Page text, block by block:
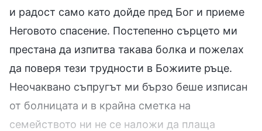
и радост само като дойде пред Бог и приеме
Неговото спасение. Постепенно сърцето ми
престана да изпитва такава болка и пожелах
да поверя тези трудности в Божиите ръце.
Неочаквано съпругът ми бързо беше изписан
от болницата и в крайна сметка на
семейството ни не се наложи да плаща